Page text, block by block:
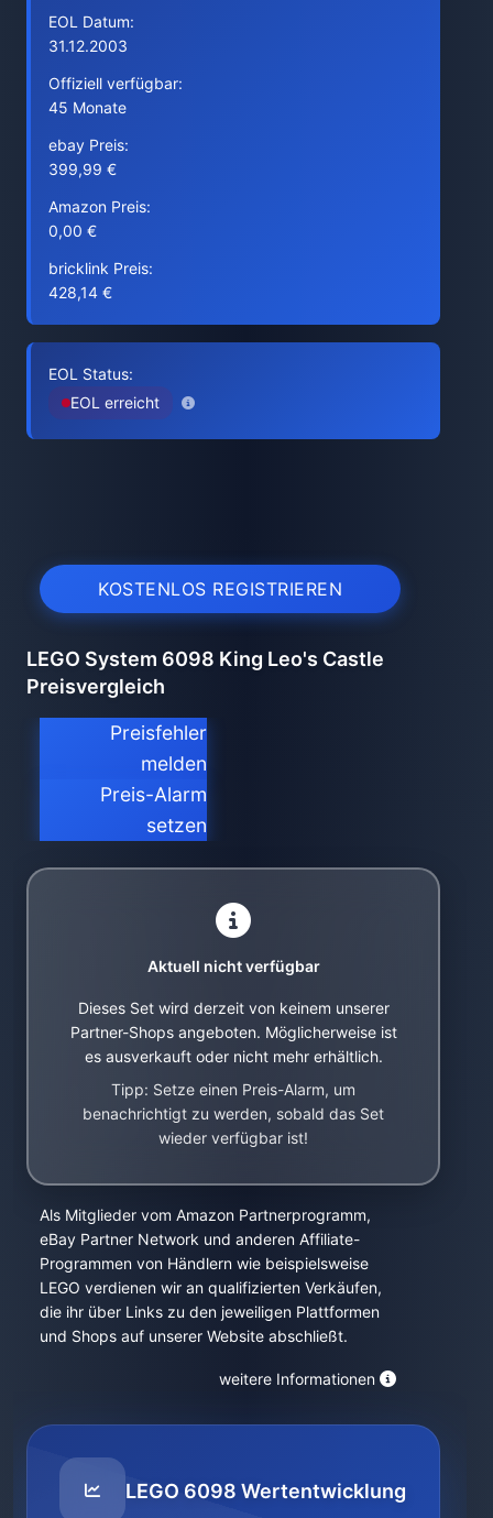
EOL Datum:
31.12.2003
Offiziell verfügbar:
45 Monate
ebay Preis:
399,99 €
Amazon Preis:
0,00 €
bricklink Preis:
428,14 €
EOL Status:
EOL erreicht
KOSTENLOS REGISTRIEREN
LEGO System 6098 King Leo's Castle
Preisvergleich
Preisfehler
melden
Preis-Alarm
setzen
Aktuell nicht verfügbar
Dieses Set wird derzeit von keinem unserer
Partner-Shops angeboten. Möglicherweise ist
es ausverkauft oder nicht mehr erhältlich.
Tipp: Setze einen Preis-Alarm, um
benachrichtigt zu werden, sobald das Set
wieder verfügbar ist!
Als Mitglieder vom Amazon Partnerprogramm,
eBay Partner Network und anderen Affiliate-
Programmen von Händlern wie beispielsweise
LEGO verdienen wir an qualifizierten Verkäufen,
die ihr über Links zu den jeweiligen Plattformen
und Shops auf unserer Website abschließt.
weitere Informationen
LEGO 6098 Wertentwicklung